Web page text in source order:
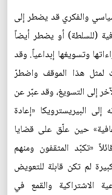
والفكري قد يضطر إلى
(للسلطة) أو يضطر أيضاً
وتسويغها إبداعياً. وقد
لمثل هذا الموقف واضطرّ
إلى التسويغ، وقد عبّر عن
البيريسترويكا «إعادة
حين علّق على قضايا
«تكبّد المثقفون ومنهم
لم تكن قابلة للتعويض
الاشتراكية والقمع في